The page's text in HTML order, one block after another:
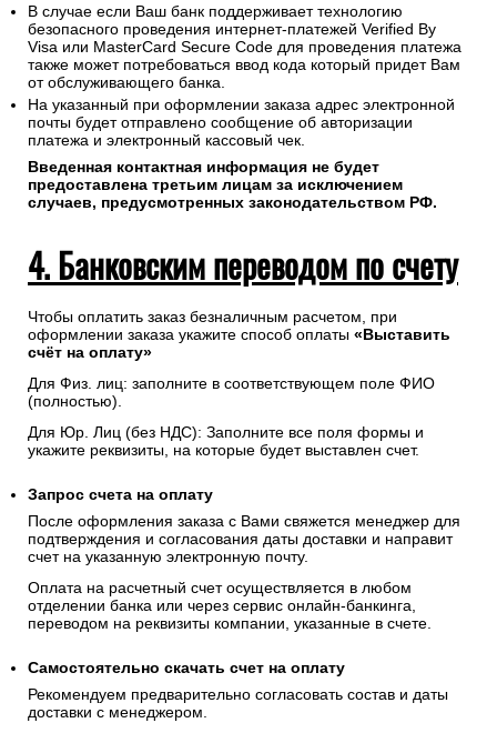
В случае если Ваш банк поддерживает технологию
безопасного проведения интернет-платежей Verified By
Visa или MasterCard Secure Code для проведения платежа
также может потребоваться ввод кода который придет Вам
от обслуживающего банка.
На указанный при оформлении заказа адрес электронной
почты будет отправлено сообщение об авторизации
платежа и электронный кассовый чек.
Введенная контактная информация не будет
предоставлена третьим лицам за исключением
случаев, предусмотренных законодательством РФ.
4. Банковским переводом по счету
Чтобы оплатить заказ безналичным расчетом, при
оформлении заказа укажите способ оплаты «Выставить
счёт на оплату»
Для Физ. лиц: заполните в соответствующем поле ФИО
(полностью).
Для Юр. Лиц (без НДС): Заполните все поля формы и
укажите реквизиты, на которые будет выставлен счет.
Запрос счета на оплату
После оформления заказа с Вами свяжется менеджер для
подтверждения и согласования даты доставки и направит
счет на указанную электронную почту.
Оплата на расчетный счет осуществляется в любом
отделении банка или через сервис онлайн-банкинга,
переводом на реквизиты компании, указанные в счете.
Самостоятельно скачать счет на оплату
Рекомендуем предварительно согласовать состав и даты
доставки с менеджером.